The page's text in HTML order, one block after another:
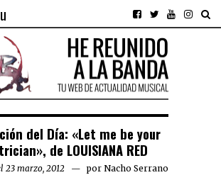
del Día: «Let me be your
de LOUISIANA RED
23 marzo, 2012 por Nacho Serrano